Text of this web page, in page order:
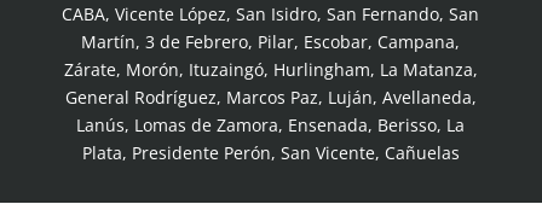
CABA, Vicente López, San Isidro, San Fernando, San
Martín, 3 de Febrero, Pilar, Escobar, Campana,
Zárate, Morón, Ituzaingó, Hurlingham, La Matanza,
General Rodríguez, Marcos Paz, Luján, Avellaneda,
Lanús, Lomas de Zamora, Ensenada, Berisso, La
Plata, Presidente Perón, San Vicente, Cañuelas